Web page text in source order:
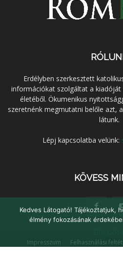
Erdélyben szerkesztett
információkat szolgáltat a kiadóját
életéből. Ökumenikus
szeretnénk megmutatni belőle azt,
látunk.
Lépj kapcsolatba velünk:
KÖVESS
Impresszum Felhasználási
Kedves Látogató! Tájékoztatjuk,
élmény fokozásának